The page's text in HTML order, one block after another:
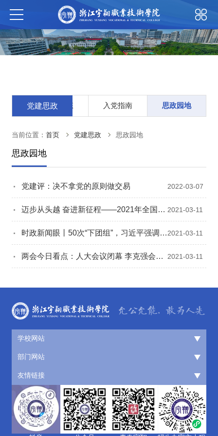
党建思政党建动态 入党指南 思政园地
思政园地
当前位置： 首页 党建思政 思政园地
党建评：决不拿党的原则做交易 2022-03-07
迈步从头越 奋进新征程——2021年全国两 2021-03-11
时政新闻眼丨50次“下团组”，习近平强调这2021-03-11
两会今日看点：人大会议闭幕 李克强会见
2021-03-11
学校网站
部门网站
友情链接